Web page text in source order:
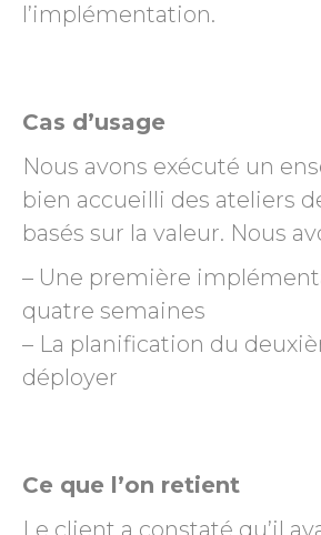
l’implémentation.
Cas d’usage
Nous avons exécuté un
bien accueilli des ateliers
basés sur la valeur. Nous
– Une première
quatre semaines
– La planification du
déployer
Ce que l’on retient
Le client a constaté qu’il